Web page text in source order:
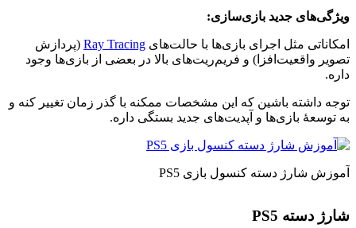
ویژگی‌های جدید بازی‌سازی:
امکاناتی مثل اجرای بازی‌ها با حالت‌های Ray Tracing (پردازش
تصویر واقعیت‌افزا) و فریم‌ریت‌های بالا در بعضی از بازی‌ها وجود
داره.
توجه داشته باشین که این مشخصات ممکنه با گذر زمان تغییر کنه و
به توسعهٔ بازی‌ها و آپدیت‌های جدید بستگی داره.
آموزش شارژ دسته کنسول بازی PS5
شارژ دسته PS5